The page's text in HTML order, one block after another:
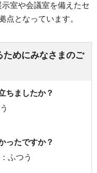
室や会議室を備えたセ
点となっています。
ためにみなさまのご
ちましたか？
ったですか？
ふつう